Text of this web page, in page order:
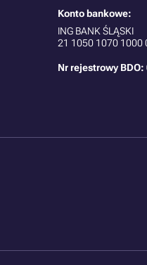
Konto bankowe:
ING BANK ŚLĄSKI
21 1050 1070 1000
Nr rejestrowy BDO: